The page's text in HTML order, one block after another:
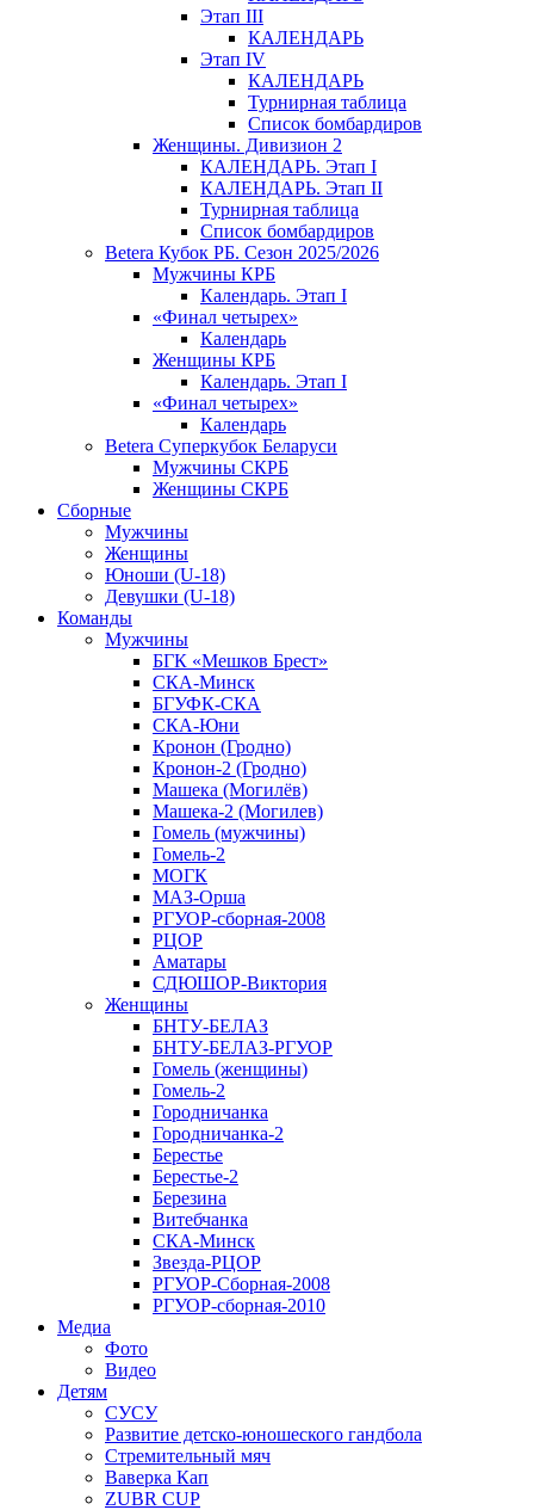
Этап III
КАЛЕНДАРЬ
Этап IV
КАЛЕНДАРЬ
Турнирная таблица
Список бомбардиров
Женщины. Дивизион 2
КАЛЕНДАРЬ. Этап I
КАЛЕНДАРЬ. Этап II
Турнирная таблица
Список бомбардиров
Betera Кубок РБ. Сезон 2025/2026
Мужчины КРБ
Календарь. Этап I
«Финал четырех»
Календарь
Женщины КРБ
Календарь. Этап I
«Финал четырех»
Календарь
Betera Суперкубок Беларуси
Мужчины СКРБ
Женщины СКРБ
Сборные
Мужчины
Женщины
Юноши (U-18)
Девушки (U-18)
Команды
Мужчины
БГК «Мешков Брест»
СКА-Минск
БГУФК-СКА
СКА-Юни
Кронон (Гродно)
Кронон-2 (Гродно)
Машека (Могилёв)
Машека-2 (Могилев)
Гомель (мужчины)
Гомель-2
МОГК
МАЗ-Орша
РГУОР-сборная-2008
РЦОР
Аматары
СДЮШОР-Виктория
Женщины
БНТУ-БЕЛАЗ
БНТУ-БЕЛАЗ-РГУОР
Гомель (женщины)
Гомель-2
Городничанка
Городничанка-2
Берестье
Берестье-2
Березина
Витебчанка
СКА-Минск
Звезда-РЦОР
РГУОР-Сборная-2008
РГУОР-сборная-2010
Медиа
Фото
Видео
Детям
СУСУ
Развитие детско-юношеского гандбола
Стремительный мяч
Ваверка Кап
ZUBR CUP